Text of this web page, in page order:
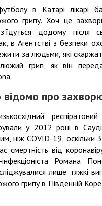
в Катарі лікарі
грипу. Хоч це
додому
в Агентстві з безпеки
за людьми, які
грип, як він
про
у 2012 році в
ніж COVID-19,
від
Романа
лише тяжкі
грипу в Південній